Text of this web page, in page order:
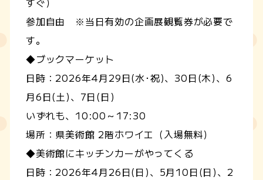
参加自由 ※当日有効の企画展観覧券が必要で
す。
◆ブックマーケット
日時：2026年4月29日(水･祝)、30日(木)、6
月6日(土)、7日(日)
いずれも、10:00～17:30
場所：県美術館 2階ホワイエ（入場無料）
◆美術館にキッチンカーがやってくる
日時：2026年4月26日(日)、5月10日(日)、2